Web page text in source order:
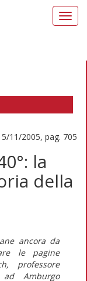
11/2005, pag. 705
la
della
ancora da
le pagine
professore
Amburgo